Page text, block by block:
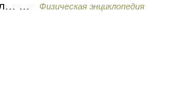
…
Физическая энциклопедия